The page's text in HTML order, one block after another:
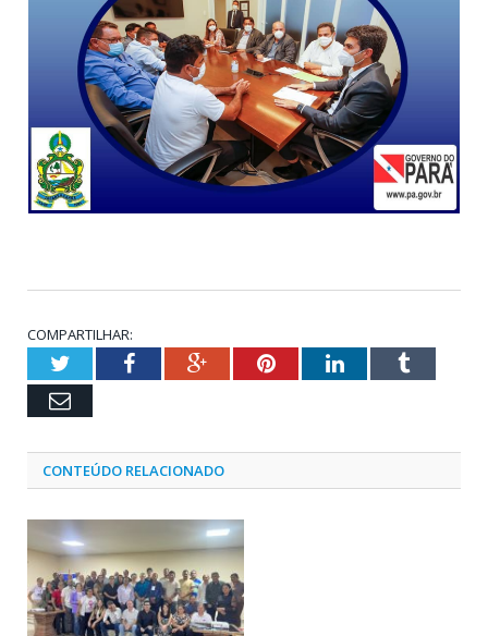
COMPARTILHAR:
TwitterFacebookGoogle+PinterestLinkedInTumblr
Email
CONTEÚDO RELACIONADO